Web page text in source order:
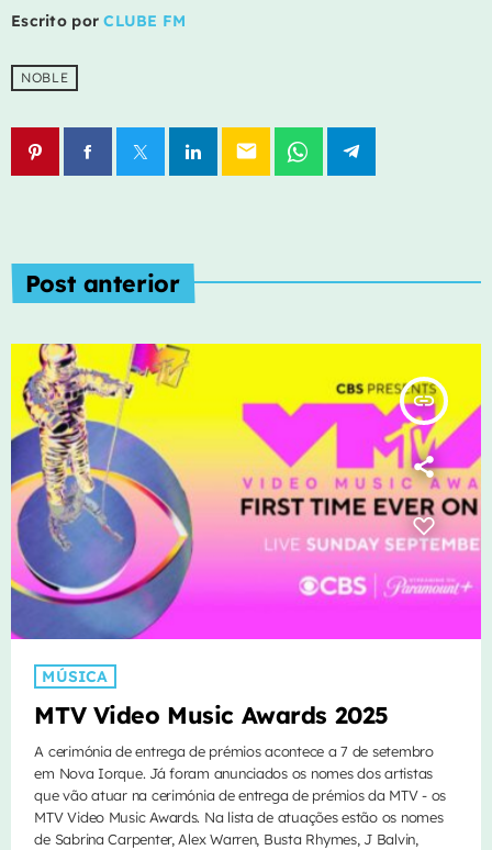
Escrito porCLUBE FM
NOBLE
email
Post anterior
insert_link
MÚSICA
MTV Video Music Awards 2025
A cerimónia de entrega de prémios acontece a 7 de setembro
em Nova Iorque. Já foram anunciados os nomes dos artistas
que vão atuar na cerimónia de entrega de prémios da MTV - os
MTV Video Music Awards. Na lista de atuações estão os nomes
de Sabrina Carpenter, Alex Warren, Busta Rhymes, J Balvin,